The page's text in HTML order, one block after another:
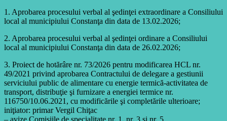
1. Aprobarea procesului verbal al şedinţei extraordinare a Consiliului
local al municipiului Constanţa din data de 13.02.2026;
2. Aprobarea procesului verbal al şedinţei ordinare a Consiliului
local al municipiului Constanţa din data de 26.02.2026;
3. Proiect de hotărâre nr. 73/2026 pentru modificarea HCL nr.
49/2021 privind aprobarea Contractului de delegare a gestiunii
serviciului public de alimentare cu energie termică-activitatea de
transport, distribuţie şi furnizare a energiei termice nr.
116750/10.06.2021, cu modificările şi completările ulterioare;
iniţiator: primar Vergil Chiţac
– avize Comisiile de specialitate nr. 1, nr. 3 şi nr. 5